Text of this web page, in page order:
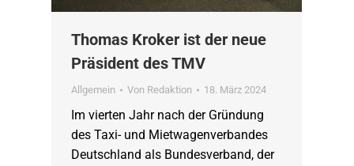
Thomas Kroker ist der neue
Präsident des TMV
Allgemein Von Redaktion 18. März 2024
Im vierten Jahr nach der Gründung
des Taxi- und Mietwagenverbandes
Deutschland als Bundesverband, der